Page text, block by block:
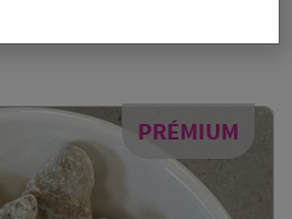
PRÉMIUM